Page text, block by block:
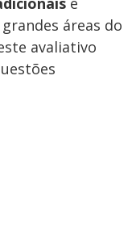
áreas do
avaliativo